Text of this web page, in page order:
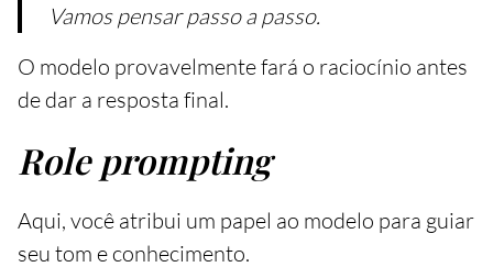
Vamos pensar passo a passo.
O modelo provavelmente fará o raciocínio antes
de dar a resposta final.
Role prompting
Aqui, você atribui um papel ao modelo para guiar
seu tom e conhecimento.